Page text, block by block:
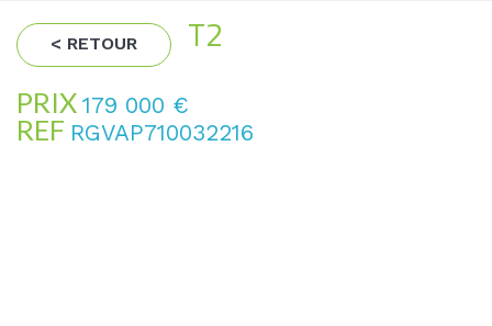
< RETOUR T2
PRIX 179 000 €
REF RGVAP710032216